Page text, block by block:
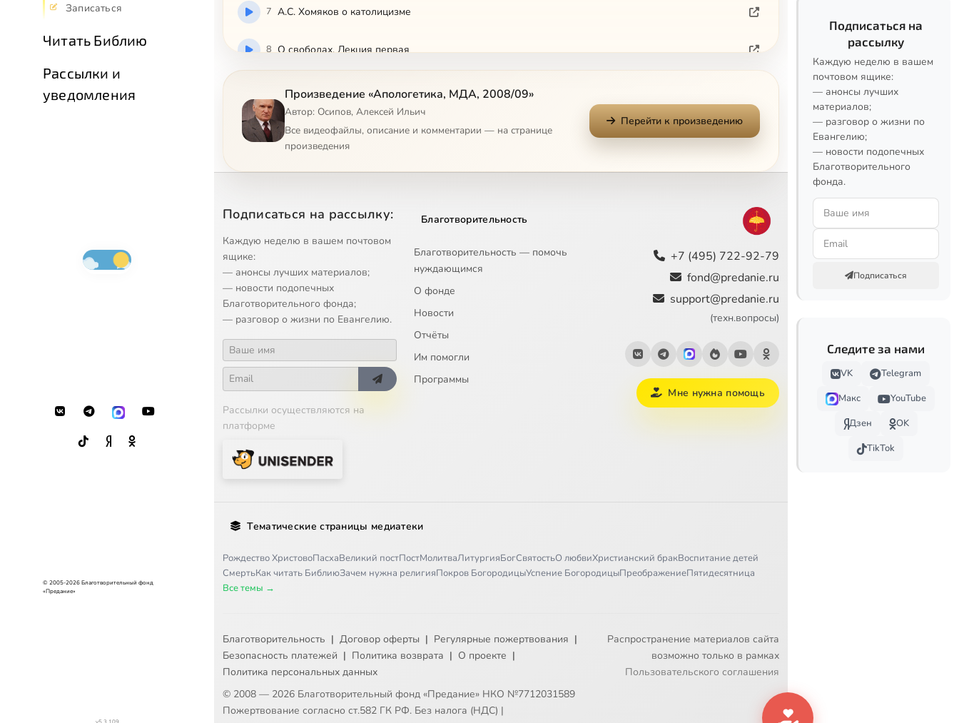
Записаться
Читать Библию
Рассылки и
уведомления
© 2005-2026 Благотворительный фонд
«Предание»
7 А.С. Хомяков о католицизме
8 О свободах. Лекция первая
Свобода или произвол
10 О свободах. Лекция вторая
13 Ложные пути и цели
14 Познание истины
Кризис мира
16
17 Наука, культура
18
19 Истинность религий
22 Происхождение мира
24 О грехопадении человека
25 О духе и личности
Произведение «Апологетика, МДА, 2008/09»
Автор: Осипов, Алексей Ильич
Все видеофайлы, описание и комментарии — на странице
произведения
Перейти к произведению
Подписаться на рассылку:
Каждую неделю в вашем почтовом
ящике:
— анонсы лучших материалов;
— новости подопечных
Благотворительного фонда;
— разговор о жизни по Евангелию.
Рассылки осуществляются на
платформе
Благотворительность
Благотворительность — помочь
нуждающимся
О фонде
Новости
Отчёты
Им помогли
Программы
+7 (495) 722-92-79
fond@predanie.ru
support@predanie.ru
(техн.вопросы)
Мне нужна помощь
Тематические страницы медиатеки
Рождество ХристовоПасхаВеликий постПостМолитваЛитургияБогСвятостьО любвиХристианский бракВоспитание детей
СмертьКак читать БиблиюЗачем нужна религияПокров БогородицыУспение БогородицыПреображениеПятидесятница
Все темы →
Благотворительность | Договор оферты | Регулярные пожертвования |
Безопасность платежей | Политика возврата | О проекте |
Политика персональных данных
© 2008 — 2026 Благотворительный фонд «Предание» НКО №7712031589
Пожертвование согласно ст.582 ГК РФ. Без налога (НДС) |
Распространение материалов сайта
возможно только в рамках
Пользовательского соглашения
Подписаться на
рассылку
Каждую неделю в вашем
почтовом ящике:
— анонсы лучших
материалов;
— разговор о жизни по
Евангелию;
— новости подопечных
Благотворительного
фонда.
Подписаться
Следите за нами
VK
Telegram
Макс
YouTube
Дзен
OK
TikTok